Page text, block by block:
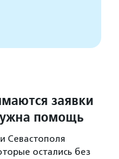
заявки
помощь
Севастополя
остались без